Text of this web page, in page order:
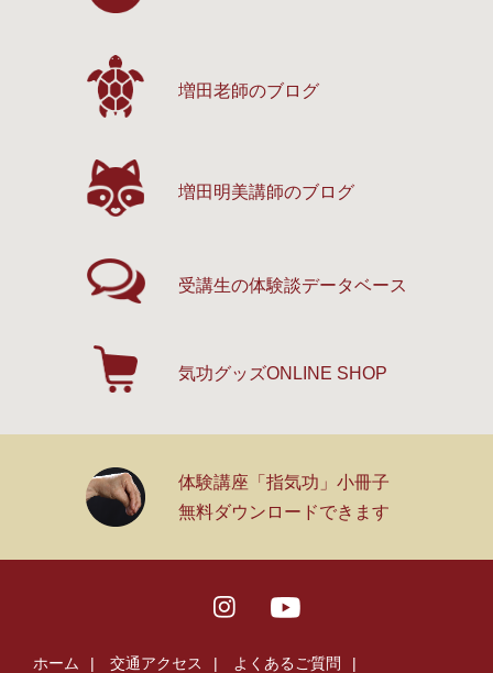
増田老師のブログ
増田明美講師のブログ
受講生の体験談データベース
気功グッズONLINE SHOP
体験講座「指気功」小冊子
無料ダウンロードできます
ホーム 交通アクセス よくあるご質問